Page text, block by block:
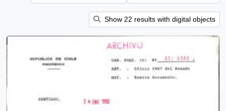
Show 22 results with digital objects